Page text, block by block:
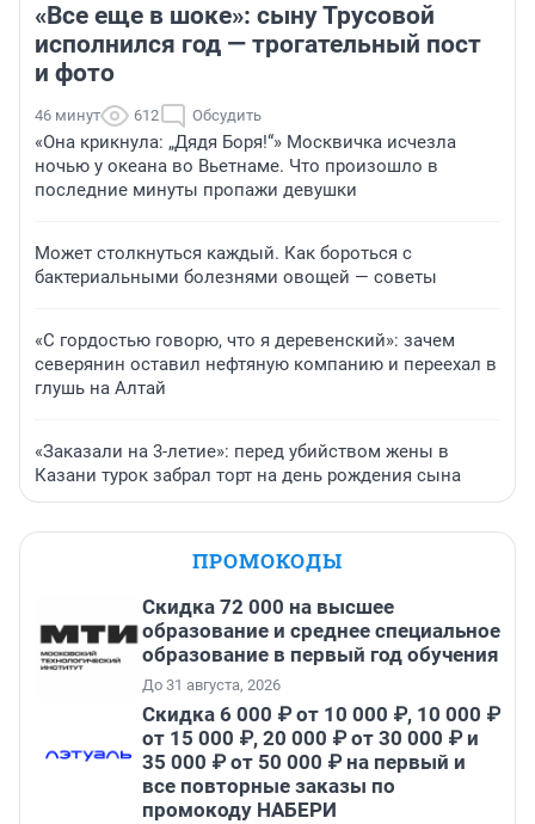
«Все еще в шоке»: сыну Трусовой
исполнился год — трогательный пост
и фото
46 минут 612 Обсудить
«Она крикнула: „Дядя Боря!“» Москвичка исчезла
ночью у океана во Вьетнаме. Что произошло в
последние минуты пропажи девушки
Может столкнуться каждый. Как бороться с
бактериальными болезнями овощей — советы
«С гордостью говорю, что я деревенский»: зачем
северянин оставил нефтяную компанию и переехал в
глушь на Алтай
«Заказали на 3-летие»: перед убийством жены в
Казани турок забрал торт на день рождения сына
ПРОМОКОДЫ
Скидка 72 000 на высшее
образование и среднее специальное
образование в первый год обучения
До 31 августа, 2026
Скидка 6 000 ₽ от 10 000 ₽, 10 000 ₽
от 15 000 ₽, 20 000 ₽ от 30 000 ₽ и
35 000 ₽ от 50 000 ₽ на первый и
все повторные заказы по
промокоду НАБЕРИ